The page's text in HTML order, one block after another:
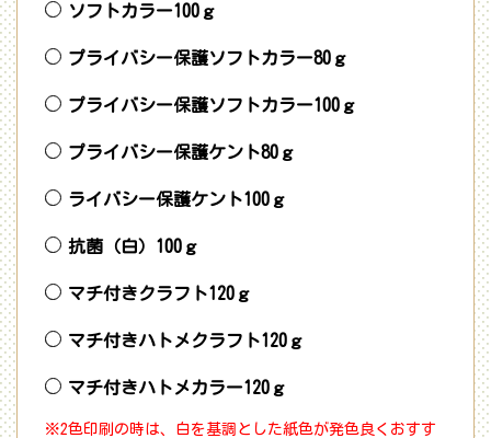
ソフトカラー100ｇ
プライバシー保護ソフトカラー80ｇ
プライバシー保護ソフトカラー100ｇ
プライバシー保護ケント80ｇ
ライバシー保護ケント100ｇ
抗菌（白）100ｇ
マチ付きクラフト120ｇ
マチ付きハトメクラフト120ｇ
マチ付きハトメカラー120ｇ
※2色印刷の時は、白を基調とした紙色が発色良くおすす